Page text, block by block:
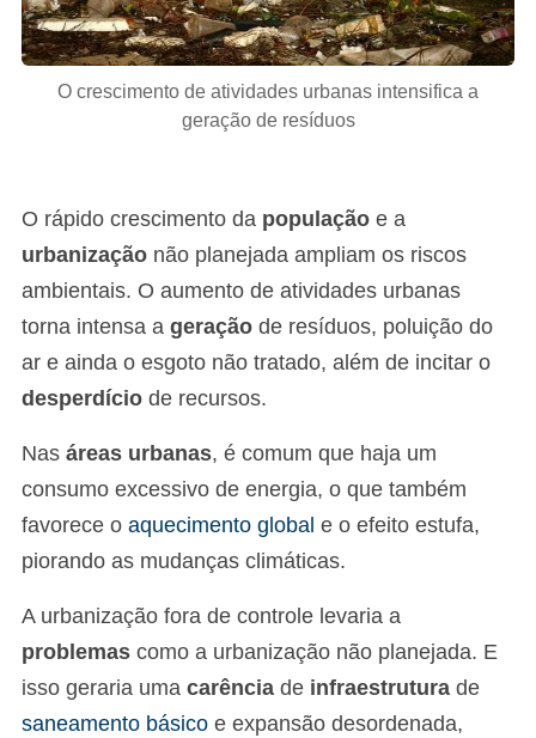
O crescimento de atividades urbanas intensifica a
geração de resíduos
O rápido crescimento da população e a
urbanização não planejada ampliam os riscos
ambientais. O aumento de atividades urbanas
torna intensa a geração de resíduos, poluição do
ar e ainda o esgoto não tratado, além de incitar o
desperdício de recursos.
Nas áreas urbanas, é comum que haja um
consumo excessivo de energia, o que também
favorece o aquecimento global e o efeito estufa,
piorando as mudanças climáticas.
A urbanização fora de controle levaria a
problemas como a urbanização não planejada. E
isso geraria uma carência de infraestrutura de
saneamento básico e expansão desordenada,